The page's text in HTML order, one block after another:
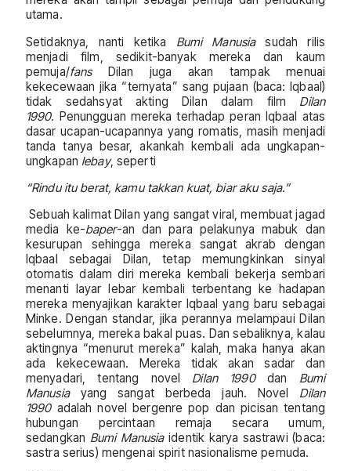
utama.
Setidaknya, nanti ketika Bumi Manusiasudah rilis
menjadi film, sedikit-banyak mereka dan kaum
pemuja/fans Dilan juga akan tampak menuai
kekecewaan jika “ternyata” sang pujaan (baca: Iqbaal)
tidak sedahsyat akting Dilan dalam film Dilan
1990. Penungguan mereka terhadap peran Iqbaal atas
dasar ucapan-ucapannya yang romatis, masih menjadi
tanda tanya besar, akankah kembali ada ungkapan-
ungkapan lebay, seperti
“Rindu itu berat, kamu takkan kuat, biar aku saja.”
Sebuah kalimat Dilan yang sangat viral, membuat jagad
media ke-baper-an dan para pelakunya mabuk dan
kesurupan sehingga mereka sangat akrab dengan
Iqbaal sebagai Dilan, tetap memungkinkan sinyal
otomatis dalam diri mereka kembali bekerja sembari
menanti layar lebar kembali terbentang ke hadapan
mereka menyajikan karakter Iqbaal yang baru sebagai
Minke. Dengan standar, jika perannya melampaui Dilan
sebelumnya, mereka bakal puas. Dan sebaliknya, kalau
aktingnya “menurut mereka” kalah, maka hanya akan
ada kekecewaan. Mereka tidak akan sadar dan
menyadari, tentang novel Dilan 1990dan Bumi
Manusiayang sangat berbeda jauh. Novel Dilan
1990adalah novel bergenre pop dan picisan tentang
hubungan percintaan remaja secara umum,
sedangkan Bumi Manusiaidentik karya sastrawi (baca:
sastra serius) mengenai spirit nasionalisme pemuda.